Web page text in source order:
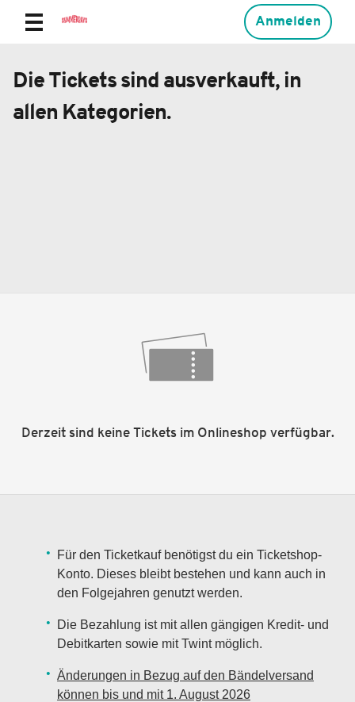
Anmelden
Die Tickets sind ausverkauft, in
allen Kategorien.
Derzeit sind keine Tickets im Onlineshop verfügbar.
Für den Ticketkauf benötigst du ein Ticketshop-
Konto. Dieses bleibt bestehen und kann auch in
den Folgejahren genutzt werden.
Die Bezahlung ist mit allen gängigen Kredit- und
Debitkarten sowie mit Twint möglich.
Änderungen in Bezug auf den Bändelversand
können bis und mit 1. August 2026